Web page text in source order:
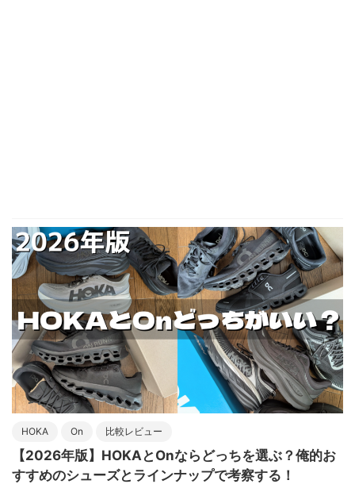
HOKA On 比較レビュー
【2026年版】HOKAとOnならどっちを選ぶ？俺的お
すすめのシューズとラインナップで考察する！